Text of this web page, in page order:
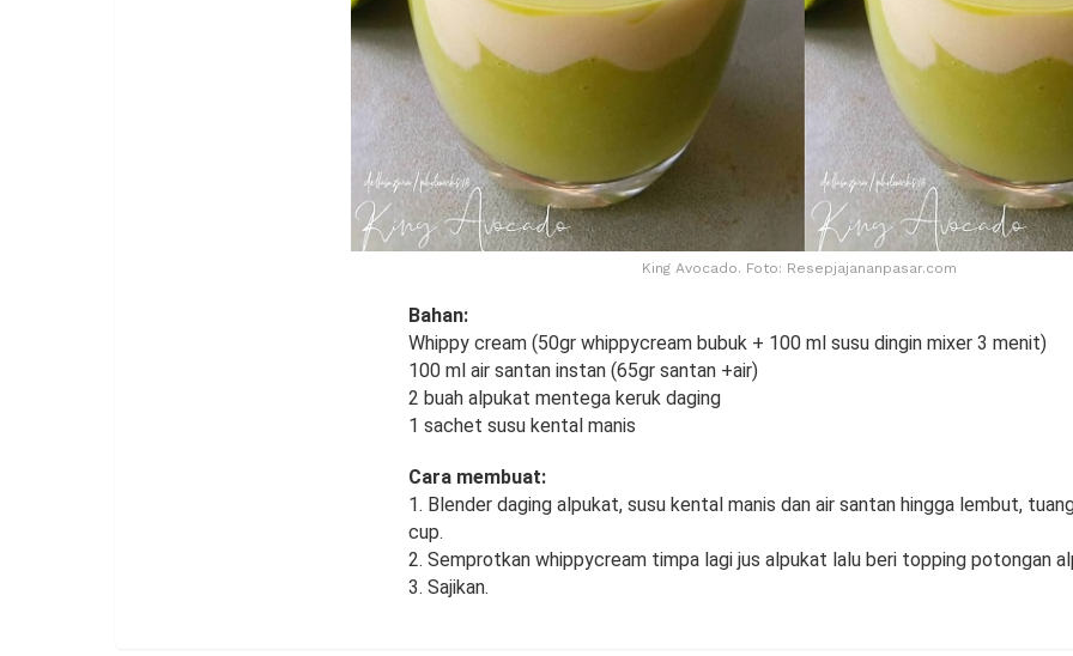
King Avocado. Foto: Resepjajananpasar.com
Bahan:
Whippy cream (50gr whippycream bubuk + 100 ml susu dingin mixer 3 menit)
100 ml air santan instan (65gr santan +air)
2 buah alpukat mentega keruk daging
1 sachet susu kental manis
Cara membuat:
1. Blender daging alpukat, susu kental manis dan air santan hingga lembut,
cup.
2. Semprotkan whippycream timpa lagi jus alpukat lalu beri topping potongan
3. Sajikan.